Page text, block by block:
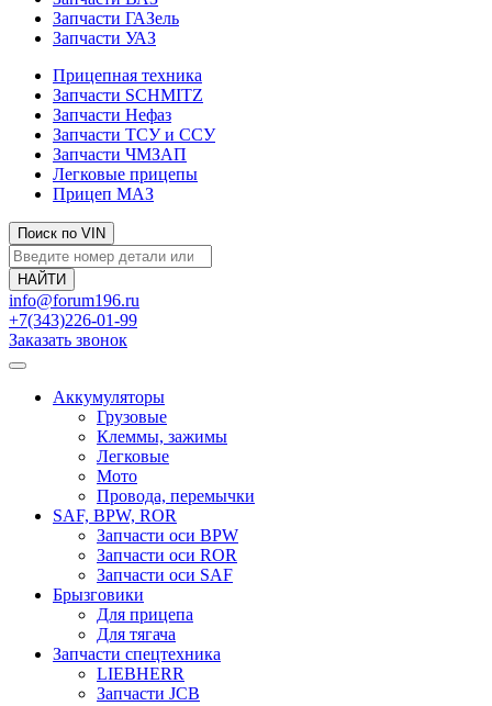
Запчасти ГАЗель
Запчасти УАЗ
Прицепная техника
Запчасти SCHMITZ
Запчасти Нефаз
Запчасти ТСУ и ССУ
Запчасти ЧМЗАП
Легковые прицепы
Прицеп МАЗ
Поиск по VIN
info@forum196.ru
+7(343)226-01-99
Заказать звонок
Аккумуляторы
Грузовые
Клеммы, зажимы
Легковые
Мото
Провода, перемычки
SAF, BPW, ROR
Запчасти оси BPW
Запчасти оси ROR
Запчасти оси SAF
Брызговики
Для прицепа
Для тягача
Запчасти спецтехника
LIEBHERR
Запчасти JCB